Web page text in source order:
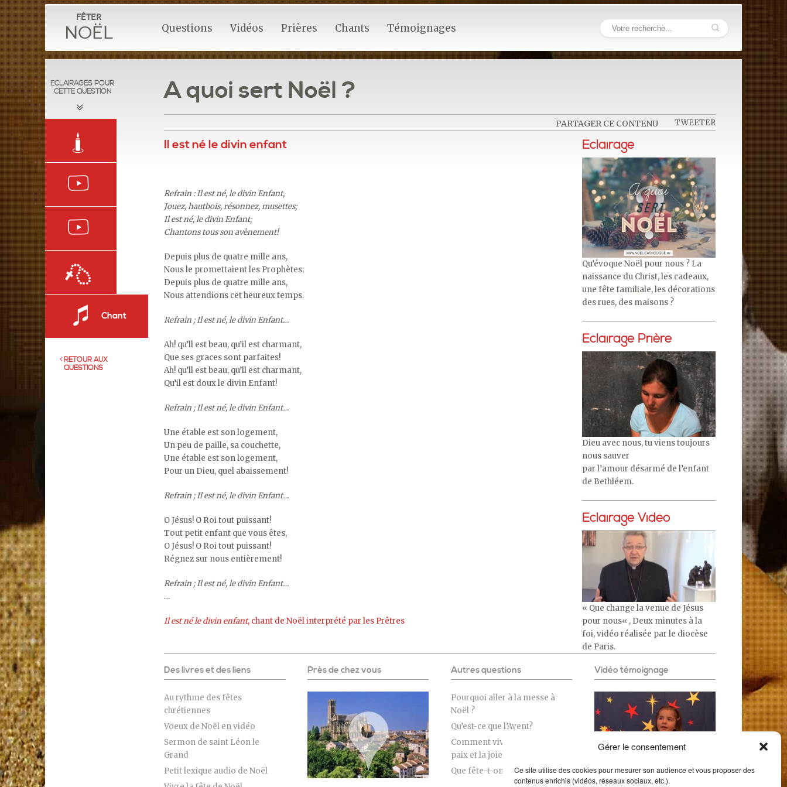
Gérer le consentement
Ce site utilise des cookies pour mesurer son audience et vous proposer des
contenus enrichis (vidéos, réseaux sociaux, etc.).
Fêter
Noël Questions Vidéos Prières Chants Témoignages
ÉCLAIRAGES POUR
CETTE QUESTION
Chant
RETOUR AUX
QUESTIONS
A quoi sert Noël ?
PARTAGER CE CONTENU TWEETER
Il est né le divin enfant
Refrain : Il est né, le divin Enfant,
Jouez, hautbois, résonnez, musettes;
Il est né, le divin Enfant;
Chantons tous son avènement!
Depuis plus de quatre mille ans,
Nous le promettaient les Prophètes;
Depuis plus de quatre mille ans,
Nous attendions cet heureux temps.
Refrain ; Il est né, le divin Enfant…
Ah! qu’ll est beau, qu’il est charmant,
Que ses graces sont parfaites!
Ah! qu’ll est beau, qu’ll est charmant,
Qu’il est doux le divin Enfant!
Refrain ; Il est né, le divin Enfant…
Une étable est son logement,
Un peu de paille, sa couchette,
Une étable est son logement,
Pour un Dieu, quel abaissement!
Refrain ; Il est né, le divin Enfant…
O Jésus! O Roi tout puissant!
Tout petit enfant que vous êtes,
O Jésus! O Roi tout puissant!
Régnez sur nous entièrement!
Refrain ; Il est né, le divin Enfant…
…
Il est né le divin enfant, chant de Noël interprété par les Prêtres
Éclairage
Qu’évoque Noël pour nous ? La
naissance du Christ, les cadeaux,
une fête familiale, les décorations
des rues, des maisons ?
Éclairage Prière
Dieu avec nous, tu viens toujours
nous sauver
par l’amour désarmé de l’enfant
de Bethléem.
Éclairage Vidéo
« Que change la venue de Jésus
pour nous« , Deux minutes à la
foi, vidéo réalisée par le diocèse
de Paris.
Des livres et des liens
Au rythme des fêtes
chrétiennes
Voeux de Noël en vidéo
Sermon de saint Léon le
Grand
Petit lexique audio de Noël
Près de chez vous Autres questions
Pourquoi aller à la messe à
Noël ?
Qu’est-ce que l’Avent?
Comment vivre Noël dans la
paix et la joie ?
Que fête-t-on à Noël ?
Vidéo témoignage
Noël vu par les enfants